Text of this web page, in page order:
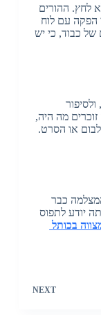
לחץ. ההורים
הפקה עם לוח
כבוד, כי יש
מה היה,
או הסרט.
כבר
יודע לתפוס
בכותל
NEXT